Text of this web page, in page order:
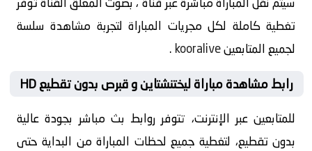
تغطية كاملة لكل مجريات المباراة لتجربة مشاهدة سلسة
لجميع المتابعينkooralive
.
رابط مشاهدة مباراة ليختنشتاين و قبرص بدون تقطيع HD
للمتابعين عبر الإنترنت، تتوفر روابط بث مباشر بجودة عالية
بدون تقطيع، لتغطية جميع لحظات المباراة من البداية حتى